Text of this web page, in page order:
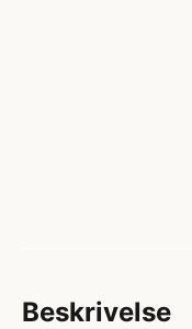
Beskrivelse